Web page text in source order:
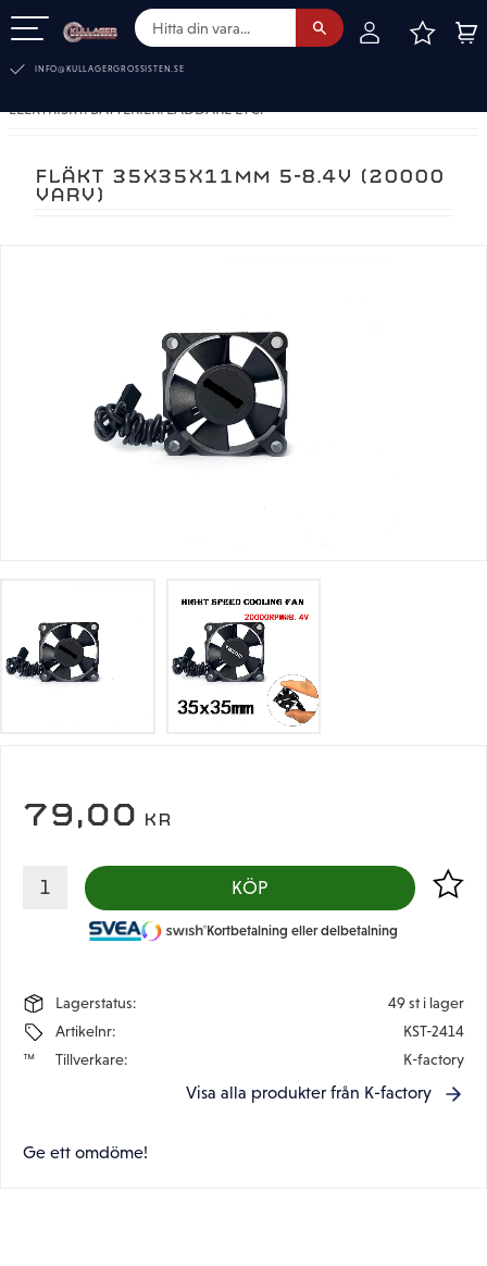
INFO@KULLAGERGROSSISTEN.SE
ELEKTRISKT. BATTERIER. LADDARE ETC.
FLÄKT 35X35X11MM 5-8.4V (20000
VARV)
79,00 KR
KÖP Lägg
Kortbetalning eller delbetalning
Lagerstatus
49 st i lager
Artikelnr
KST-2414
Tillverkare
K-factory
Visa alla produkter från K-factory
Ge ett omdöme!